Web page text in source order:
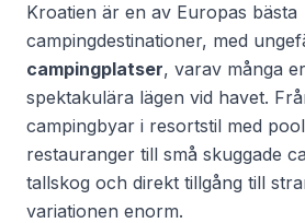
Kroatien är en av Europas bästa
campingdestinationer, med
campingplatser, varav många
spektakulära lägen vid havet.
campingbyar i resortstil med
restauranger till små skuggade
tallskog och direkt tillgång till
variationen enorm.